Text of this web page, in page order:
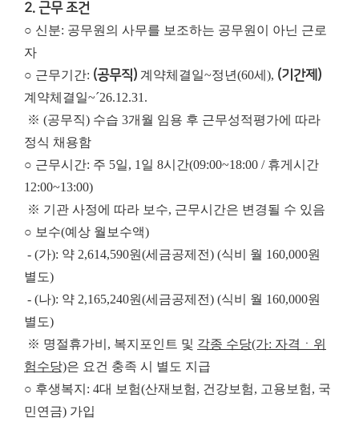
2. 근무 조건
○ 신분: 공무원의 사무를 보조하는 공무원이 아닌 근로
자
○ 근무기간: (공무직) 계약체결일~정년(60세), (기간제)
계약체결일~´26.12.31.
※ (공무직) 수습 3개월 임용 후 근무성적평가에 따라
정식 채용함
○ 근무시간: 주 5일, 1일 8시간(09:00~18:00 / 휴게시간
12:00~13:00)
※ 기관 사정에 따라 보수, 근무시간은 변경될 수 있음
○ 보수(예상 월보수액)
- (가): 약 2,614,590원(세금공제전) (식비 월 160,000원
별도)
- (나): 약 2,165,240원(세금공제전) (식비 월 160,000원
별도)
※ 명절휴가비, 복지포인트 및 각종 수당(가: 자격ㆍ위
험수당)은 요건 충족 시 별도 지급
○ 후생복지: 4대 보험(산재보험, 건강보험, 고용보험, 국
민연금) 가입